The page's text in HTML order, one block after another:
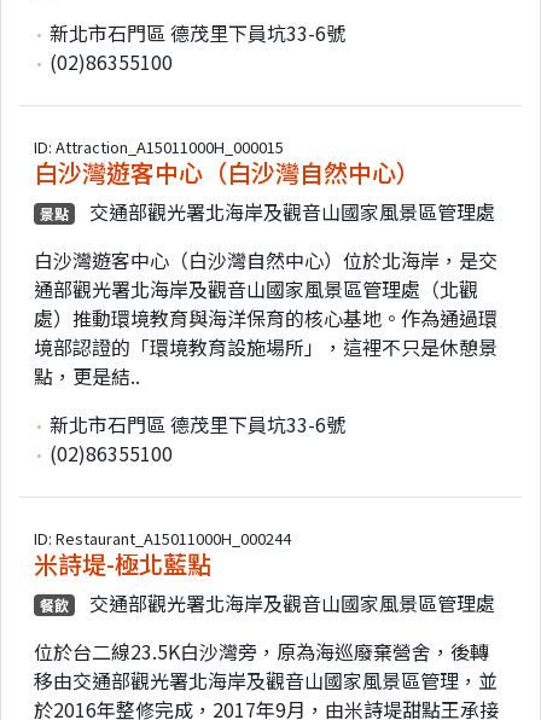
新北市石門區 德茂里下員坑33-6號
(02)86355100
ID: Attraction_A15011000H_000015
白沙灣遊客中心（白沙灣自然中心）
景點
交通部觀光署北海岸及觀音山國家風景區管理處
白沙灣遊客中心（白沙灣自然中心）位於北海岸，是交
通部觀光署北海岸及觀音山國家風景區管理處（北觀
處）推動環境教育與海洋保育的核心基地。作為通過環
境部認證的「環境教育設施場所」，這裡不只是休憩景
點，更是結..
新北市石門區 德茂里下員坑33-6號
(02)86355100
ID: Restaurant_A15011000H_000244
米詩堤-極北藍點
餐飲
交通部觀光署北海岸及觀音山國家風景區管理處
位於台二線23.5K白沙灣旁，原為海巡廢棄營舍，後轉
移由交通部觀光署北海岸及觀音山國家風景區管理，並
於2016年整修完成，2017年9月，由米詩堤甜點王承接